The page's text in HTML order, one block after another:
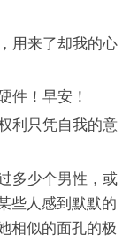
用来了却我的心
件！早安！
利只凭自我的意
多少个男性，或
些人感到默默的
相似的面孔的极